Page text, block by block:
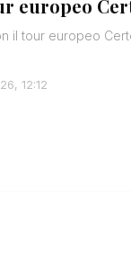
europeo
il tour europeo
12:12